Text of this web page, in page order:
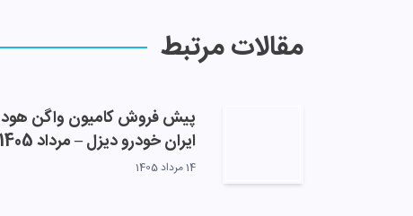
مقالات مرتبط
پیش فروش کامیون واگن هود
ایران خودرو دیزل – مرداد 1405
14 مرداد 1405